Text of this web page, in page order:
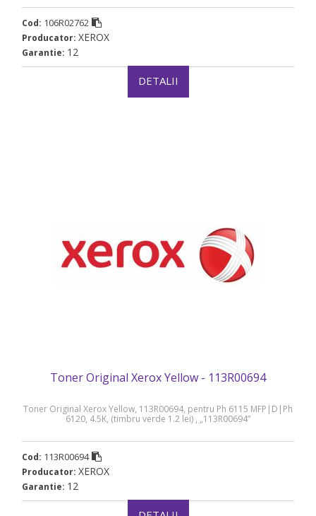
Cod: 106R02762
Producator: XEROX
Garantie: 12
DETALII
Toner Original Xerox Yellow - 113R00694
Toner Original Xerox Yellow, 113R00694, pentru Ph 6115 MFP|D|Ph
6120, 4.5K, (timbru verde 1.2 lei) , „113R00694”
Cod: 113R00694
Producator: XEROX
Garantie: 12